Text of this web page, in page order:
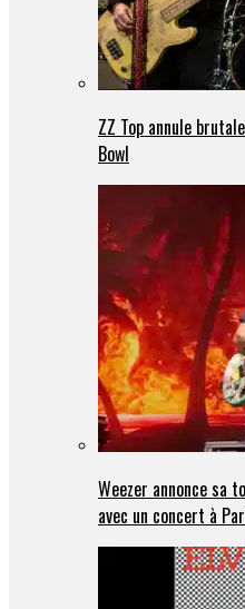
ZZ Top annule
Bowl
Weezer annonce sa
avec un concert à